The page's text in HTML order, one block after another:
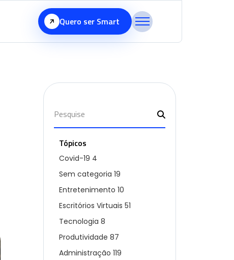
Quero ser Smart
Tópicos
Covid-19 4
Sem categoria 19
Entretenimento 10
Escritórios Virtuais 51
Tecnologia 8
Produtividade 87
Administração 119